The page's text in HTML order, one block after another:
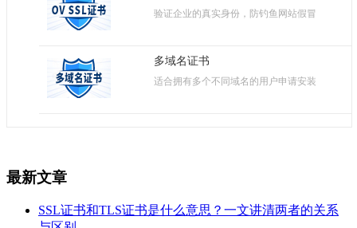
验证企业的真实身份，防钓鱼网站假冒
多域名证书
适合拥有多个不同域名的用户申请安装
最新文章
SSL证书和TLS证书是什么意思？一文讲清两者的关系